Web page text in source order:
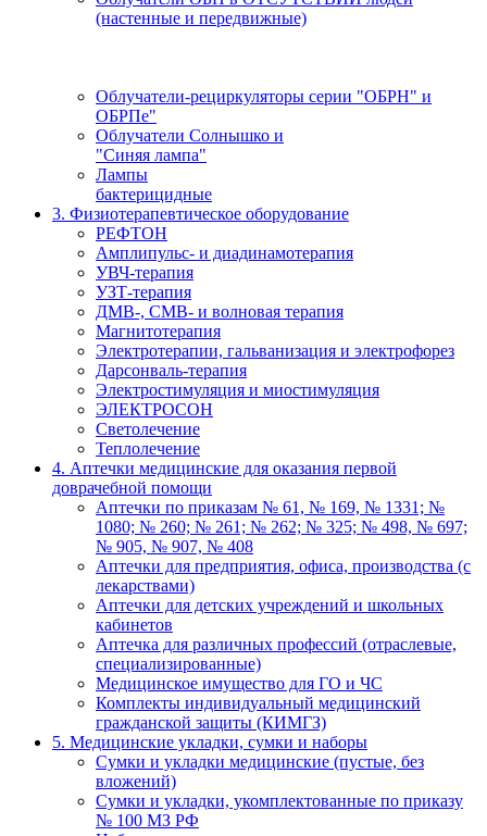
(настенные и передвижные)
Облучатели-рециркуляторы серии "ОБРН" и
ОБРПе"
Облучатели Солнышко и
"Синяя лампа"
Лампы
бактерицидные
3. Физиотерапевтическое оборудование
РЕФТОН
Амплипульс- и диадинамотерапия
УВЧ-терапия
УЗТ-терапия
ДМВ-, СМВ- и волновая терапия
Магнитотерапия
Электротерапии, гальванизация и электрофорез
Дарсонваль-терапия
Электростимуляция и миостимуляция
ЭЛЕКТРОСОН
Светолечение
Теплолечение
4. Аптечки медицинские для оказания первой
доврачебной помощи
Аптечки по приказам № 61, № 169, № 1331; №
1080; № 260; № 261; № 262; № 325; № 498, № 697;
№ 905, № 907, № 408
Аптечки для предприятия, офиса, производства (с
лекарствами)
Аптечки для детских учреждений и школьных
кабинетов
Аптечка для различных профессий (отраслевые,
специализированные)
Медицинское имущество для ГО и ЧС
Комплекты индивидуальный медицинский
гражданской защиты (КИМГЗ)
5. Медицинские укладки, сумки и наборы
Сумки и укладки медицинские (пустые, без
вложений)
Сумки и укладки, укомплектованные по приказу
№ 100 МЗ РФ